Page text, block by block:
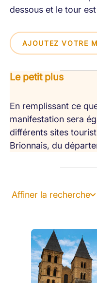
dessous et le tour
AJOUTEZ VOTRE
Le petit plus
En remplissant ce
manifestation sera
différents sites
Brionnais, du
Affiner la recherche